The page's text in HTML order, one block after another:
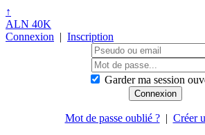
↑
ALN 40K
Connexion | Inscription
Garder ma session
Mot de passe oublié ?| Créer